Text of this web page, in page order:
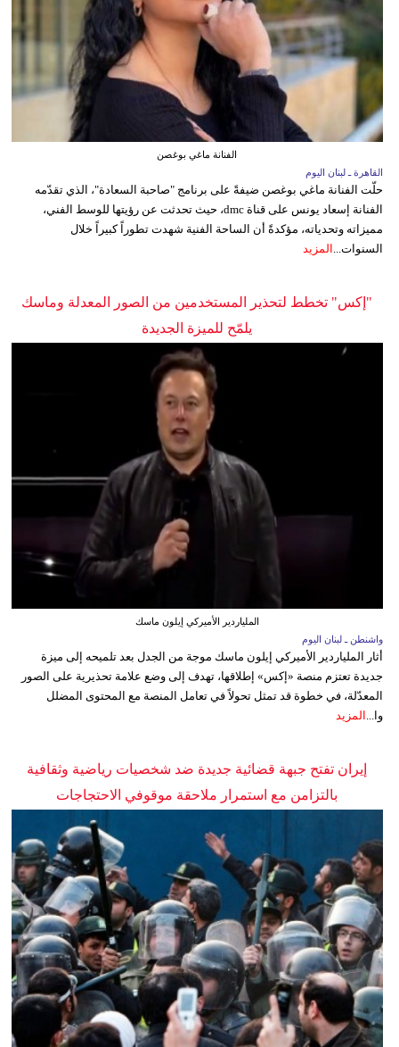
الفنانة ماغي بوغصن
القاهرة ـ لبنان اليوم
حلّت الفنانة ماغي بوغصن ضيفةً على برنامج "صاحبة السعادة"، الذي تقدّمه
الفنانة إسعاد يونس على قناة dmc، حيث تحدثت عن رؤيتها للوسط الفني،
مميزاته وتحدياته، مؤكدةً أن الساحة الفنية شهدت تطوراً كبيراً خلال
السنوات...
المزيد
"إكس" تخطط لتحذير المستخدمين من الصور المعدلة وماسك
يلمّح للميزة الجديدة
الملياردير الأميركي إيلون ماسك
واشنطن ـ لبنان اليوم
أثار الملياردير الأميركي إيلون ماسك موجة من الجدل بعد تلميحه إلى ميزة
جديدة تعتزم منصة «إكس» إطلاقها، تهدف إلى وضع علامة تحذيرية على الصور
المعدّلة، في خطوة قد تمثل تحولاً في تعامل المنصة مع المحتوى المضلل
وا... المزيد
إيران تفتح جبهة قضائية جديدة ضد شخصيات رياضية وثقافية
بالتزامن مع استمرار ملاحقة موقوفي الاحتجاجات